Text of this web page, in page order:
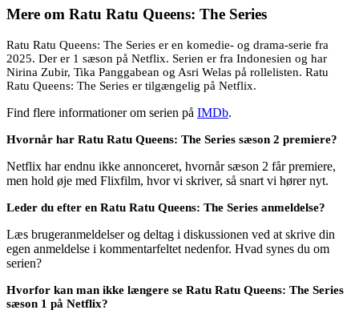
Mere om Ratu Ratu Queens: The Series
Ratu Ratu Queens: The Series er en komedie- og drama-serie fra
2025. Der er 1 sæson på Netflix. Serien er fra Indonesien og har
Nirina Zubir, Tika Panggabean og Asri Welas på rollelisten. Ratu
Ratu Queens: The Series er tilgængelig på Netflix.
Find flere informationer om serien på IMDb.
Hvornår har Ratu Ratu Queens: The Series sæson 2 premiere?
Netflix har endnu ikke annonceret, hvornår sæson 2 får premiere,
men hold øje med Flixfilm, hvor vi skriver, så snart vi hører nyt.
Leder du efter en Ratu Ratu Queens: The Series anmeldelse?
Læs brugeranmeldelser og deltag i diskussionen ved at skrive din
egen anmeldelse i kommentarfeltet nedenfor. Hvad synes du om
serien?
Hvorfor kan man ikke længere se Ratu Ratu Queens: The Series
sæson 1 på Netflix?